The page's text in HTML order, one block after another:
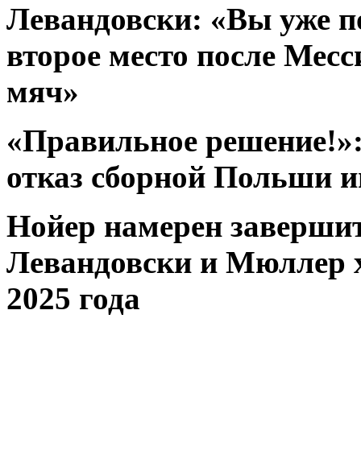
Левандовски: «Вы уже
второе место после
мяч»
«Правильное
отказ сборной Польши
Нойер намерен
Левандовски и Мюллер
2025 года